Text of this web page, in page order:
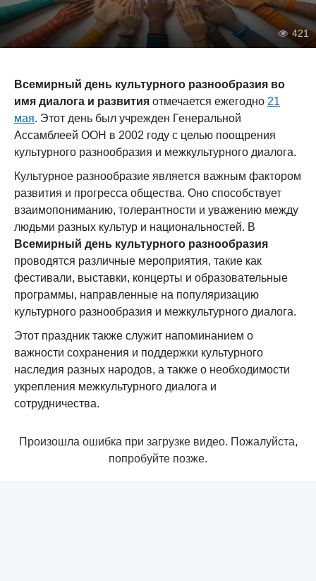
421
Всемирный день культурного разнообразия во
имя диалога и развития отмечается ежегодно 21
мая. Этот день был учрежден Генеральной
Ассамблеей ООН в 2002 году с целью поощрения
культурного разнообразия и межкультурного диалога.
Культурное разнообразие является важным фактором
развития и прогресса общества. Оно способствует
взаимопониманию, толерантности и уважению между
людьми разных культур и национальностей. В
Всемирный день культурного разнообразия
проводятся различные мероприятия, такие как
фестивали, выставки, концерты и образовательные
программы, направленные на популяризацию
культурного разнообразия и межкультурного диалога.
Этот праздник также служит напоминанием о
важности сохранения и поддержки культурного
наследия разных народов, а также о необходимости
укрепления межкультурного диалога и
сотрудничества.
Произошла ошибка при загрузке видео. Пожалуйста,
попробуйте позже.